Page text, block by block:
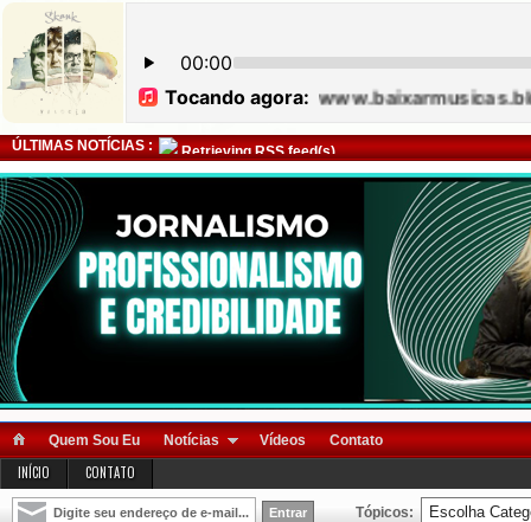
ÚLTIMAS NOTÍCIAS : Retrieving RSS feed(s)
Quem Sou Eu Notícias Vídeos Contato
INÍCIO CONTATO
Tópicos: